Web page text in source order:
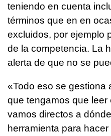
teniendo en cuenta
términos que en en
excluidos, por ejemplo
de la competencia. La
alerta de que no se
«Todo eso se gestiona
que tengamos que leer
vamos directos a
herramienta para